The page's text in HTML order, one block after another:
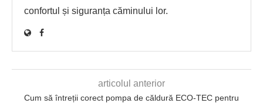
confortul și siguranța căminului lor.
articolul anterior
Cum să întreții corect pompa de căldură ECO-TEC pentru